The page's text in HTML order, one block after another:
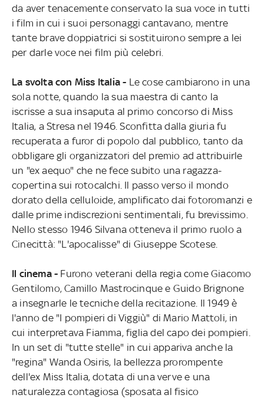
da aver tenacemente conservato la sua voce in tutti
i film in cui i suoi personaggi cantavano, mentre
tante brave doppiatrici si sostituirono sempre a lei
per darle voce nei film più celebri.
La svolta con Miss Italia - Le cose cambiarono in una
sola notte, quando la sua maestra di canto la
iscrisse a sua insaputa al primo concorso di Miss
Italia, a Stresa nel 1946. Sconfitta dalla giuria fu
recuperata a furor di popolo dal pubblico, tanto da
obbligare gli organizzatori del premio ad attribuirle
un "ex aequo" che ne fece subito una ragazza-
copertina sui rotocalchi. Il passo verso il mondo
dorato della celluloide, amplificato dai fotoromanzi e
dalle prime indiscrezioni sentimentali, fu brevissimo.
Nello stesso 1946 Silvana otteneva il primo ruolo a
Cinecittà: "L'apocalisse" di Giuseppe Scotese.
Il cinema - Furono veterani della regia come Giacomo
Gentilomo, Camillo Mastrocinque e Guido Brignone
a insegnarle le tecniche della recitazione. Il 1949 è
l'anno de "I pompieri di Viggiù" di Mario Mattoli, in
cui interpretava Fiamma, figlia del capo dei pompieri.
In un set di "tutte stelle" in cui appariva anche la
"regina" Wanda Osiris, la bellezza prorompente
dell'ex Miss Italia, dotata di una verve e una
naturalezza contagiosa (sposata al fisico